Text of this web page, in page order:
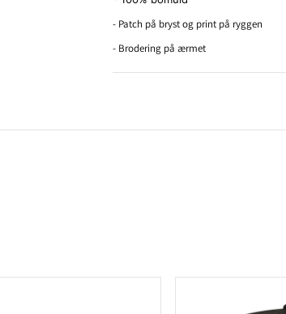
- Patch på bryst og print på ryggen
- Brodering på ærmet